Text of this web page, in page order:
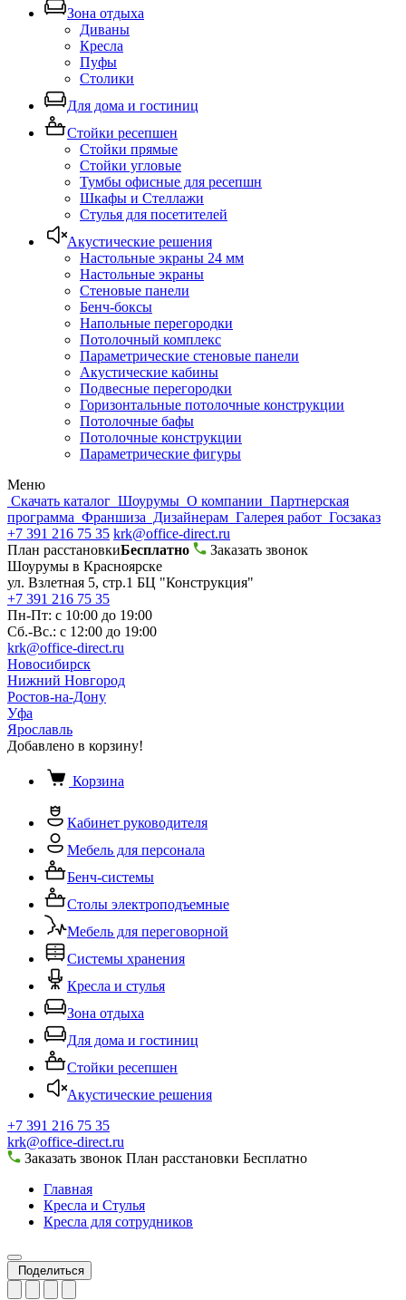
Зона отдыха
Диваны
Кресла
Пуфы
Столики
Для дома и гостиниц
Стойки ресепшен
Стойки прямые
Стойки угловые
Тумбы офисные для ресепшн
Шкафы и Стеллажи
Стулья для посетителей
Акустические решения
Настольные экраны 24 мм
Настольные экраны
Стеновые панели
Бенч-боксы
Напольные перегородки
Потолочный комплекс
Параметрические стеновые панели
Акустические кабины
Подвесные перегородки
Горизонтальные потолочные конструкции
Потолочные бафы
Потолочные конструкции
Параметрические фигуры
Меню
Скачать каталог Шоурумы О компании Партнерская
программа Франшиза Дизайнерам Галерея работ Госзаказ
+7 391 216 75 35 krk@office-direct.ru
План расстановкиБесплатно
Заказать звонок
Шоурумы в Красноярске
ул. Взлетная 5, стр.1 БЦ "Конструкция"
+7 391 216 75 35
Пн-Пт: с 10:00 до 19:00
Сб.-Вс.: с 12:00 до 19:00
krk@office-direct.ru
Новосибирск
Нижний Новгород
Ростов-на-Дону
Уфа
Ярославль
Добавлено в корзину!
Корзина
Кабинет руководителя
Мебель для персонала
Бенч-системы
Столы электроподъемные
Мебель для переговорной
Системы хранения
Кресла и стулья
Зона отдыха
Для дома и гостиниц
Стойки ресепшен
Акустические решения
+7 391 216 75 35
krk@office-direct.ru
Заказать звонок План расстановки Бесплатно
Главная
Кресла и Стулья
Кресла для сотрудников
Поделиться